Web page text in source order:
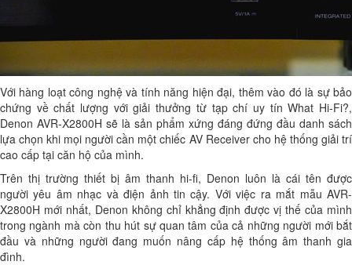
Với hàng loạt công nghệ và tính năng hiện đại, thêm vào đó là sự bảo
chứng về chất lượng với giải thưởng từ tạp chí uy tín What Hi-Fi?,
Denon AVR-X2800H sẽ là sản phẩm xứng đáng đứng đầu danh sách
lựa chọn khi mọi người cần một chiếc AV Receiver cho hệ thống giải trí
cao cấp tại căn hộ của mình.
Trên thị trường thiết bị âm thanh hi-fi, Denon luôn là cái tên được
người yêu âm nhạc và điện ảnh tin cậy. Với việc ra mắt mẫu AVR-
X2800H mới nhất, Denon không chỉ khẳng định được vị thế của mình
trong ngành mà còn thu hút sự quan tâm của cả những người mới bắt
đầu và những người đang muốn nâng cấp hệ thống âm thanh gia
đình.